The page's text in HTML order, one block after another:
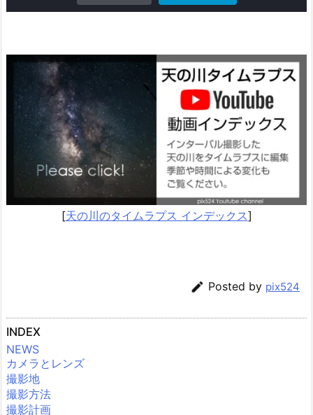
[天の川のタイムラプス インデックス]
 Posted by pix524
INDEX
NEWS
カメラとレンズ
撮影地
撮影方法
撮影計画